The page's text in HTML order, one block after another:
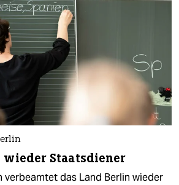
Staatsdiener
verbeamtet das Land Berlin wieder